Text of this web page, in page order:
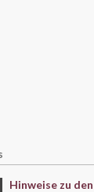
Hinweise zu